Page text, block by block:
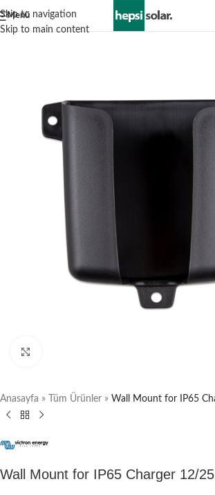
Skip to navigation
Skip to main content
Menü
Anasayfa » Tüm Ürünler » Wall Mount for IP65
Wall Mount for IP65 Charger 12/